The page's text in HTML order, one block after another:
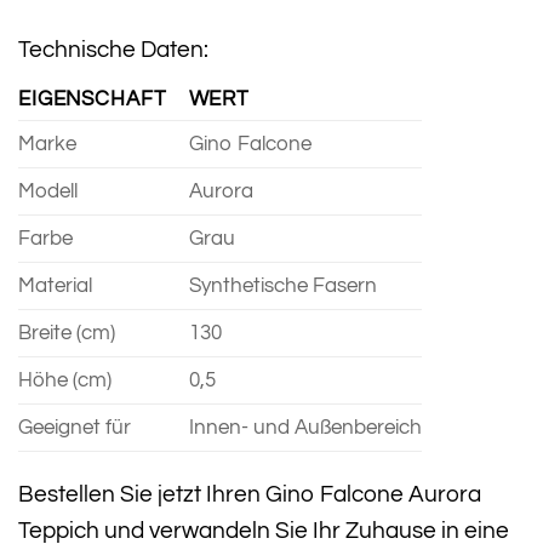
Technische Daten:
EIGENSCHAFT WERT
Marke Gino Falcone
Modell Aurora
Farbe Grau
Material Synthetische Fasern
Breite (cm) 130
Höhe (cm) 0,5
Geeignet für Innen- und Außenbereich
Bestellen Sie jetzt Ihren Gino Falcone Aurora
Teppich und verwandeln Sie Ihr Zuhause in eine